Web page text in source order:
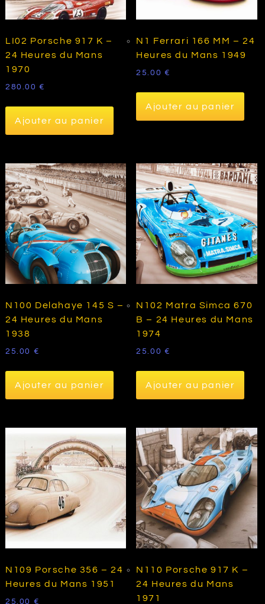
LI02 Porsche 917 K –
24 Heures du Mans
1970
280.00€
Ajouter au panier
N1 Ferrari 166 MM – 24
Heures du Mans 1949
25.00 €
Ajouter au panier
N100 Delahaye 145 S –
24 Heures du Mans
1938
25.00 €
Ajouter au panier
N102 Matra Simca 670
B – 24 Heures du Mans
1974
25.00 €
Ajouter au panier
N109 Porsche 356 – 24
Heures du Mans 1951
25.00 €
N110 Porsche 917 K –
24 Heures du Mans
1971